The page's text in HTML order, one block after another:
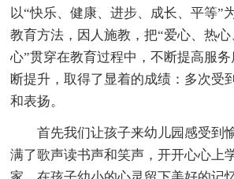
以“快乐、健康、进步、成长、平等”
教育方法，因人施教，把“爱心、热
心”贯穿在教育过程中，不断提高服
断提升，取得了显着的成绩：多次受
和表扬。
首先我们让孩子来幼儿园感受到
满了歌声读书声和笑声，开开心心上